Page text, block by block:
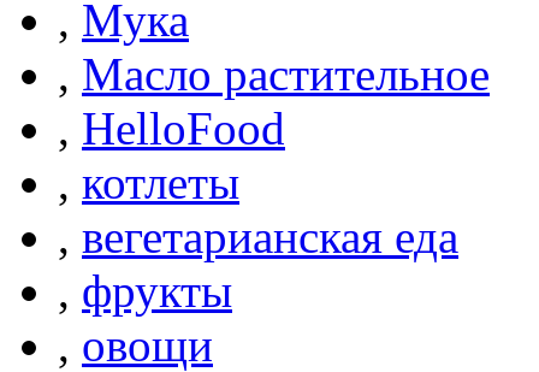
, Мука
, Масло растительное
, HelloFood
, котлеты
, вегетарианская еда
, фрукты
, овощи